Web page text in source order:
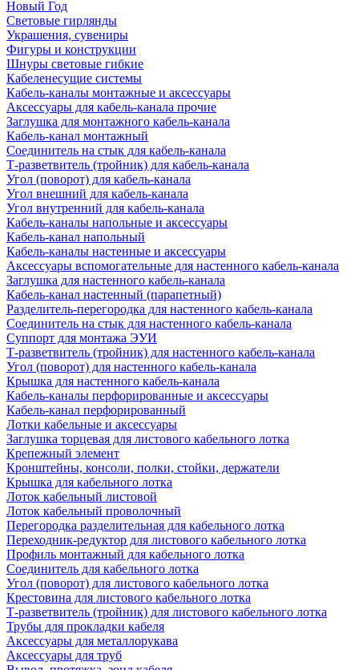
Новый Год
Световые гирлянды
Украшения, сувениры
Фигуры и конструкции
Шнуры световые гибкие
Кабеленесущие системы
Кабель-каналы монтажные и аксессуары
Аксессуары для кабель-канала прочие
Заглушка для монтажного кабель-канала
Кабель-канал монтажный
Соединитель на стык для кабель-канала
Т-разветвитель (тройник) для кабель-канала
Угол (поворот) для кабель-канала
Угол внешний для кабель-канала
Угол внутренний для кабель-канала
Кабель-каналы напольные и аксессуары
Кабель-канал напольный
Кабель-каналы настенные и аксессуары
Аксессуары вспомогательные для настенного кабель-канала
Заглушка для настенного кабель-канала
Кабель-канал настенный (парапетный)
Разделитель-перегородка для настенного кабель-канала
Соединитель на стык для настенного кабель-канала
Суппорт для монтажа ЭУИ
Т-разветвитель (тройник) для настенного кабель-канала
Угол (поворот) для настенного кабель-канала
Крышка для настенного кабель-канала
Кабель-каналы перфорированные и аксессуары
Кабель-канал перфорированный
Лотки кабельные и аксессуары
Заглушка торцевая для листового кабельного лотка
Крепежный элемент
Кронштейны, консоли, полки, стойки, держатели
Крышка для кабельного лотка
Лоток кабельный листовой
Лоток кабельный проволочный
Перегородка разделительная для кабельного лотка
Переходник-редуктор для листового кабельного лотка
Профиль монтажный для кабельного лотка
Соединитель для кабельного лотка
Угол (поворот) для листового кабельного лотка
Крестовина для листового кабельного лотка
Т-разветвитель (тройник) для листового кабельного лотка
Трубы для прокладки кабеля
Аксессуары для металлорукава
Аксессуары для труб